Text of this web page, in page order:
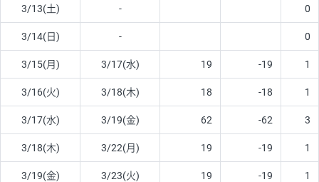
3/13(土) - 0
3/14(日) - 0
3/15(月) 3/17(水) 19 -19 1
3/16(火) 3/18(木) 18 -18 1
3/17(水) 3/19(金) 62 -62 3
3/18(木) 3/22(月) 19 -19 1
3/19(金) 3/23(火) 19 -19 1